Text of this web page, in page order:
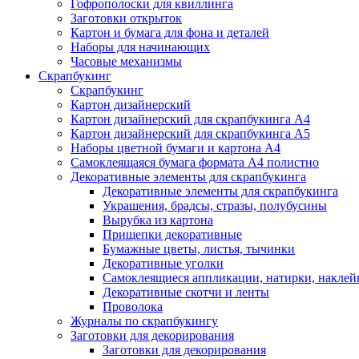
Гофрополоски для квиллинга
Заготовки открыток
Картон и бумага для фона и деталей
Наборы для начинающих
Часовые механизмы
Скрапбукинг
Скрапбукинг
Картон дизайнерский
Картон дизайнерский для скрапбукинга А4
Картон дизайнерский для скрапбукинга А5
Наборы цветной бумаги и картона А4
Самоклеящаяся бумага формата А4 полистно
Декоративные элементы для скрапбукинга
Декоративные элементы для скрапбукинга
Украшения, брадсы, стразы, полубусины
Вырубка из картона
Прищепки декоративные
Бумажные цветы, листья, тычинки
Декоративные уголки
Самоклеящиеся аппликации, натирки,
Декоративные скотчи и ленты
Проволока
Журналы по скрапбукингу
Заготовки для декорирования
Заготовки для декорирования